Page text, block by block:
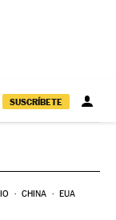
SUSCRÍBETE
CHINA EUA